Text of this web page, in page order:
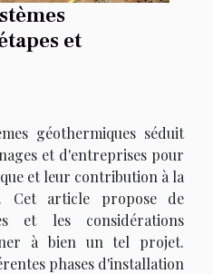
et
géothermiques séduit
et d'entreprises pour
et leur contribution à la
Cet article propose de
et les considérations
à bien un tel projet.
phases d'installation